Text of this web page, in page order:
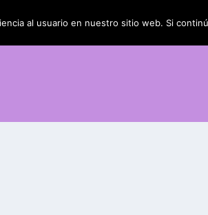
al usuario en nuestro sitio web. Si